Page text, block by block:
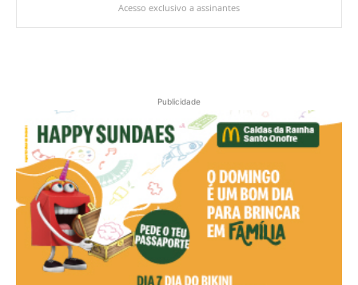
Acesso exclusivo a assinantes
Publicidade